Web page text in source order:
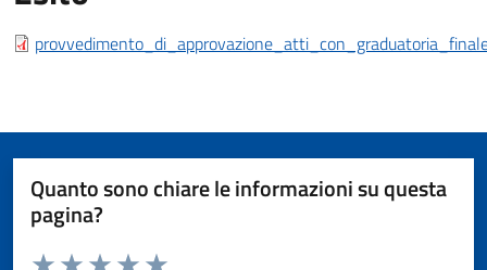
Esito bando
Quanto sono chiare le informazioni su questa
pagina?
Valuta da 1 a 5 stelle la pagina